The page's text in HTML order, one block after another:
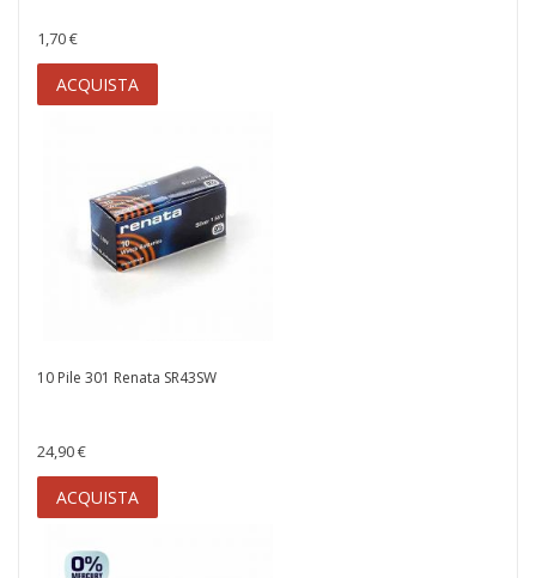
1,70 €
ACQUISTA
10 Pile 301 Renata SR43SW
24,90 €
ACQUISTA